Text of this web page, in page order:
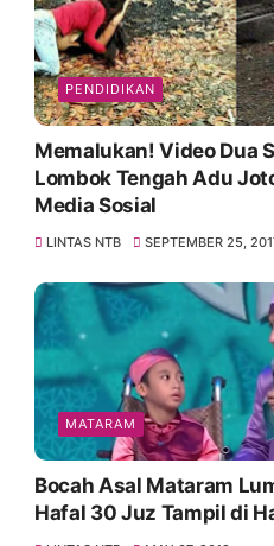
PENDIDIKAN
Memalukan! Video Dua Siswi SMK di
Lombok Tengah Adu
Media Sosial
LINTAS NTB SEPTEMBER 25,
MATARAM
Bocah Asal Mataram
Hafal 30 Juz Tampil di